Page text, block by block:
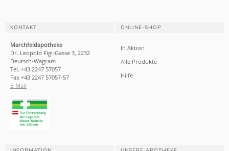
KONTAKT
Marchfeldapotheke
Dr. Leopold Figl-Gasse 3, 2232
Deutsch-Wagram
Tel. +43 2247 57057
Fax +43 2247 57057-57
E-Mail
ONLINE-SHOP
In Aktion
Alle Produkte
Hilfe